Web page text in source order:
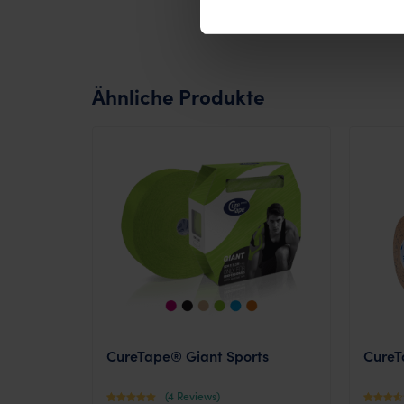
Ähnliche Produkte
CureTape® Giant Sports
(4 Reviews)